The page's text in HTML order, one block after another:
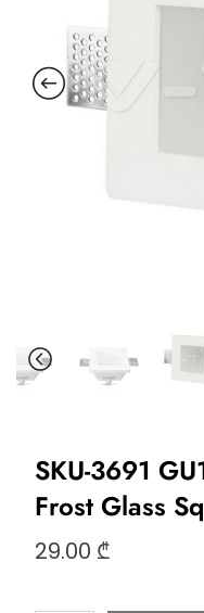
SKU-3691
Frost Glass
29.00 ₾